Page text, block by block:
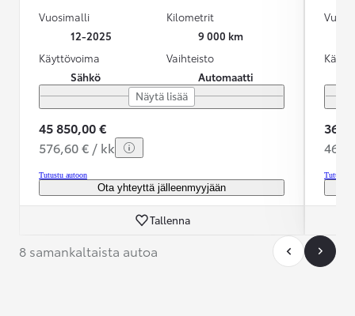
Vuosimalli
12-2025
Kilometrit
9 000 km
Käyttövoima
Sähkö
Vaihteisto
Automaatti
Näytä lisää
45 850,00 €
576,60 € / kk
Tutustu autoon
Ota yhteyttä jälleenmyyjään
Tallenna
36
Tutustu
8 samankaltaista autoa